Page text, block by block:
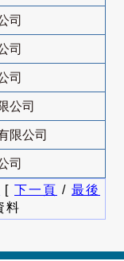
司
司
司
公司
限公司
司
[ 下一頁 / 最後
料